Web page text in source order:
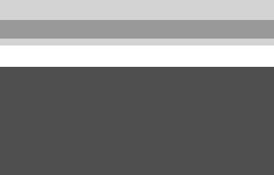
00:58
видео с
03:50
Пропала собака / The